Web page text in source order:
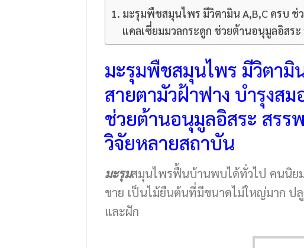
มะรุมพืชสมุนไพร มีวิตามิน A,B,C ครบ ช่
แคลเซี่ยมมวลกระดูก ช่วยต้านอนุมูลอิสร
มะรุมพืชสมุนไพร มีวิตามิ
สายตามัวฝ้าฟาง บำรุงส
ช่วยต้านอนุมูลอิสระ สรร
วิจัยหลายสถาบัน
มะรุมสมุนไพรฟื้นบ้านพบได้ทั่วไป คนนิย
ขาย เป็นไม้ยืนต้นที่มีขนาดไม่ใหญ่มาก ป
และฝัก